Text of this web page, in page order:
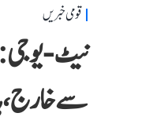
قومی خبریں
نیٹ-یو
سے خارج،